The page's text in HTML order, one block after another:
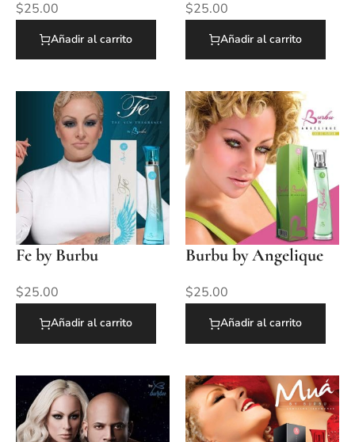
$25.00
Añadir al carrito
$25.00
Añadir al carrito
Fe by Burbu
$25.00
Añadir al carrito
Burbu by Angelique
$25.00
Añadir al carrito